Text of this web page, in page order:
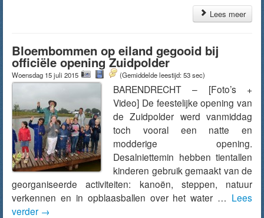
Lees meer
Bloembommen op eiland gegooid bij
officiële opening Zuidpolder
Woensdag 15 juli 2015 (Gemiddelde leestijd: 53 sec)
BARENDRECHT – [Foto’s +
Video] De feestelijke opening van
de Zuidpolder werd vanmiddag
toch vooral een natte en
modderige opening.
Desalniettemin hebben tientallen
kinderen gebruik gemaakt van de
georganiseerde activiteiten: kanoën, steppen, natuur
verkennen en in opblaasballen over het water … Lees
verder →